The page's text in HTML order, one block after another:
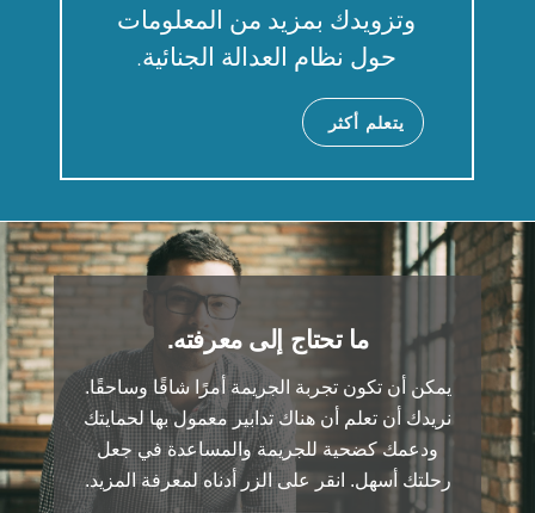
وتزويدك بمزيد من المعلومات
حول نظام العدالة الجنائية.
يتعلم أكثر
ما تحتاج إلى معرفته.
يمكن أن تكون تجربة الجريمة أمرًا شاقًا وساحقًا.
نريدك أن تعلم أن هناك تدابير معمول بها لحمايتك
ودعمك كضحية للجريمة والمساعدة في جعل
رحلتك أسهل. انقر على الزر أدناه لمعرفة المزيد.